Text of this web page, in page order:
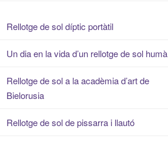
Rellotge de sol díptic portàtil
Un dia en la vida d’un rellotge de sol humà
Rellotge de sol a la acadèmia d’art de
Bielorusia
Rellotge de sol de pissarra i llautó